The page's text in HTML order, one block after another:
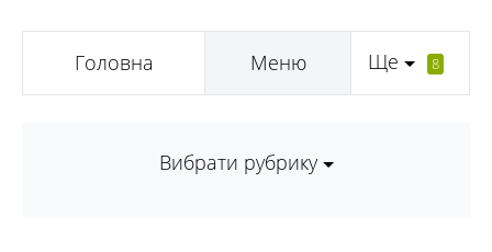
Головна Меню Ще 8
Вибрати рубрику